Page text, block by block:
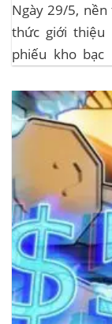
Ngày 29/5,
thức giới thiệu
phiếu kho bạc
không yêu cầu
bảo chứng bằng...